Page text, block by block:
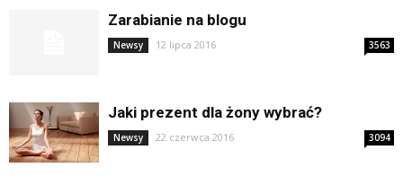
Zarabianie na blogu
Newsy 12 lipca 2016 3563
Jaki prezent dla żony wybrać?
Newsy 22 czerwca 2016 3094